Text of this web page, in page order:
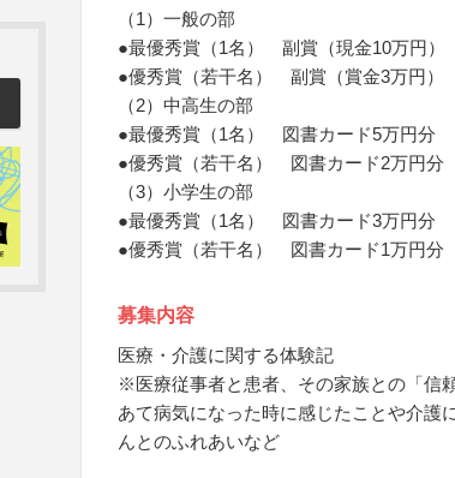
（1）一般の部
●最優秀賞（1名） 副賞（現金10万円）
●優秀賞（若干名） 副賞（賞金3万円）
（2）中高生の部
●最優秀賞（1名） 図書カード5万円分
●優秀賞（若干名） 図書カード2万円分
（3）小学生の部
●最優秀賞（1名） 図書カード3万円分
●優秀賞（若干名） 図書カード1万円分
募集内容
医療・介護に関する体験記
※医療従事者と患者、その家族との「信
あて病気になった時に感じたことや介護
んとのふれあいなど